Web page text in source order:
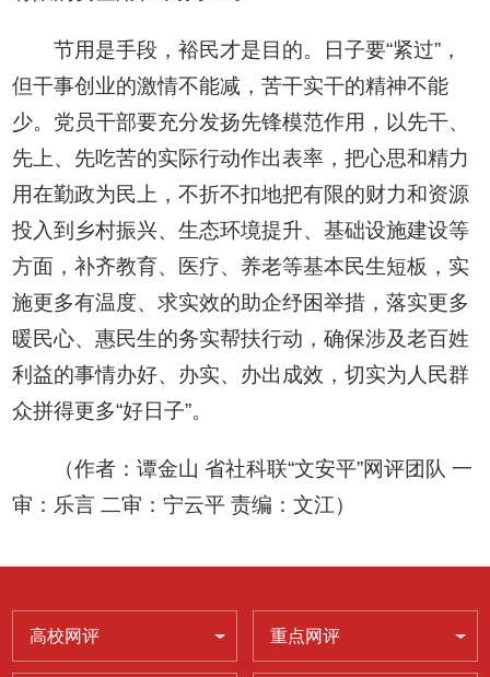
节用是手段，裕民才是目的。日子要“紧过”，
但干事创业的激情不能减，苦干实干的精神不能
少。党员干部要充分发扬先锋模范作用，以先干、
先上、先吃苦的实际行动作出表率，把心思和精力
用在勤政为民上，不折不扣地把有限的财力和资源
投入到乡村振兴、生态环境提升、基础设施建设等
方面，补齐教育、医疗、养老等基本民生短板，实
施更多有温度、求实效的助企纾困举措，落实更多
暖民心、惠民生的务实帮扶行动，确保涉及老百姓
利益的事情办好、办实、办出成效，切实为人民群
众拼得更多“好日子”。
（作者：谭金山 省社科联“文安平”网评团队 一
审：乐言 二审：宁云平 责编：文江）
高校网评 重点网评